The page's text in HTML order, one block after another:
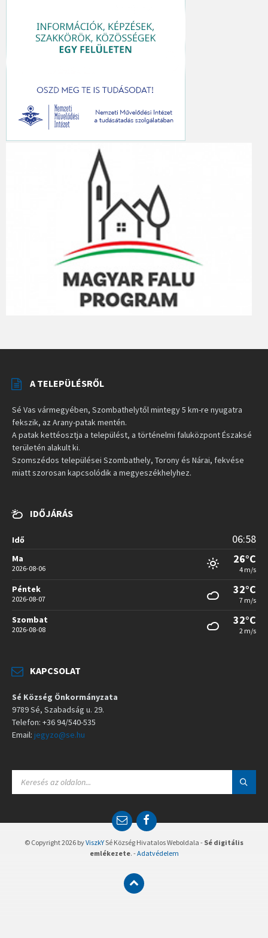
A TELEPÜLÉSRŐL
Sé Vas vármegyében, Szombathelytől mintegy 5 km-re nyugatra
fekszik, az Arany-patak mentén.
A patak kettéosztja a települést, a történelmi faluközpont Északsé
területén alakult ki.
Szomszédos települései Szombathely, Torony és Nárai, fekvése
miatt szorosan kapcsolódik a megyeszékhelyhez.
IDŐJÁRÁS
Idő 06:58
Ma
2026-08-06
26°C
4 m/s
Péntek
2026-08-07
32°C
7 m/s
Szombat
2026-08-08
32°C
2 m/s
KAPCSOLAT
Sé Község Önkormányzata
9789 Sé, Szabadság u. 29.
Telefon: +36 94/540-535
Email: jegyzo@se.hu
A
E
m
a
i
l
F
a
c
e
b
© Copyright 2026 byViszkYSé Község Hivatalos Weboldala - Sé digitális
emlékezete. -Adatvédelem